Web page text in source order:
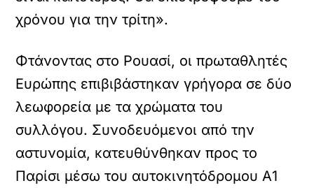
χρόνου για την τρίτη».
Φτάνοντας στο Ρουασί, οι πρωταθλητές
Ευρώπης επιβιβάστηκαν γρήγορα σε δύο
λεωφορεία με τα χρώματα του
συλλόγου. Συνοδευόμενοι από την
αστυνομία, κατευθύνθηκαν προς το
Παρίσι μέσω του αυτοκινητόδρομου Α1